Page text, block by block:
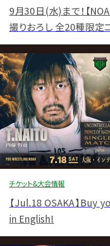
9月30日(水)まで！【
撮りおろし 全20種限定
る！「HaRENO奇跡の歯
ペーン大好評実施中！
チケット&大会情報
【Jul.18 OSAKA】Buy
in English!